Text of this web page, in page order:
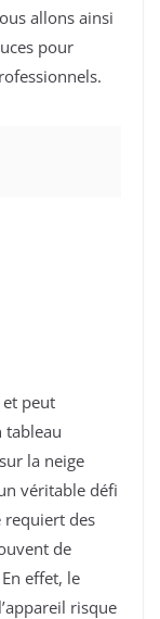
allons ainsi
pour
peut
tableau
la neige
véritable défi
requiert des
de
effet, le
risque